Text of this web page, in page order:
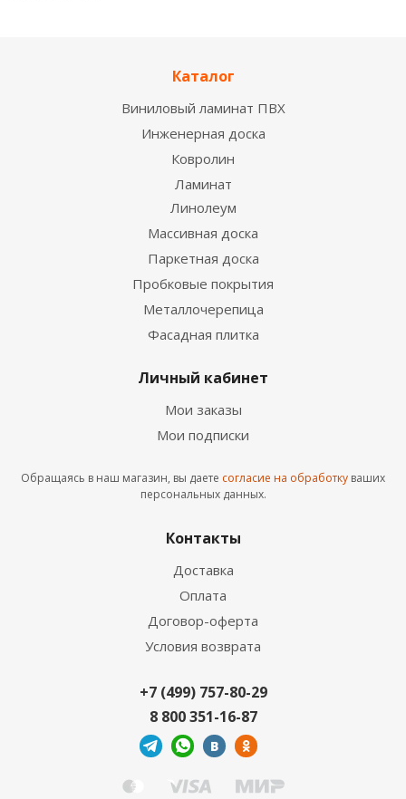
Каталог
Виниловый ламинат ПВХ
Инженерная доска
Ковролин
Ламинат
Линолеум
Массивная доска
Паркетная доска
Пробковые покрытия
Металлочерепица
Фасадная плитка
Личный кабинет
Мои заказы
Мои подписки
Обращаясь в наш магазин, вы даете согласие на обработку ваших
персональных данных.
Контакты
Доставка
Оплата
Договор-оферта
Условия возврата
+7 (499) 757-80-29
8 800 351-16-87